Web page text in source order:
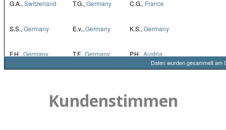
Kundenstimmen